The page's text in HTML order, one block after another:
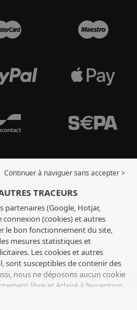
Continuer à naviguer sans accepter >
TRACEURS
partenaires (Google, Hotjar,
(cookies) et autres
le bon fonctionnement du site,
mesures statistiques et
Les cookies et autres
sont susceptibles de contenir des
nous ne déposons aucun cookie
libre et éclairé à l’exception
Vous pouvez retirer votre